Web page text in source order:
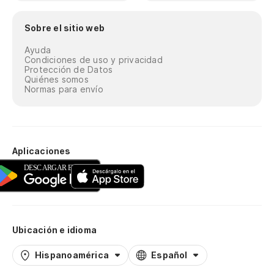
Sobre el sitio web
Ayuda
Condiciones de uso y privacidad
Protección de Datos
Quiénes somos
Normas para envío
Aplicaciones
Ubicación e idioma
Hispanoamérica Español